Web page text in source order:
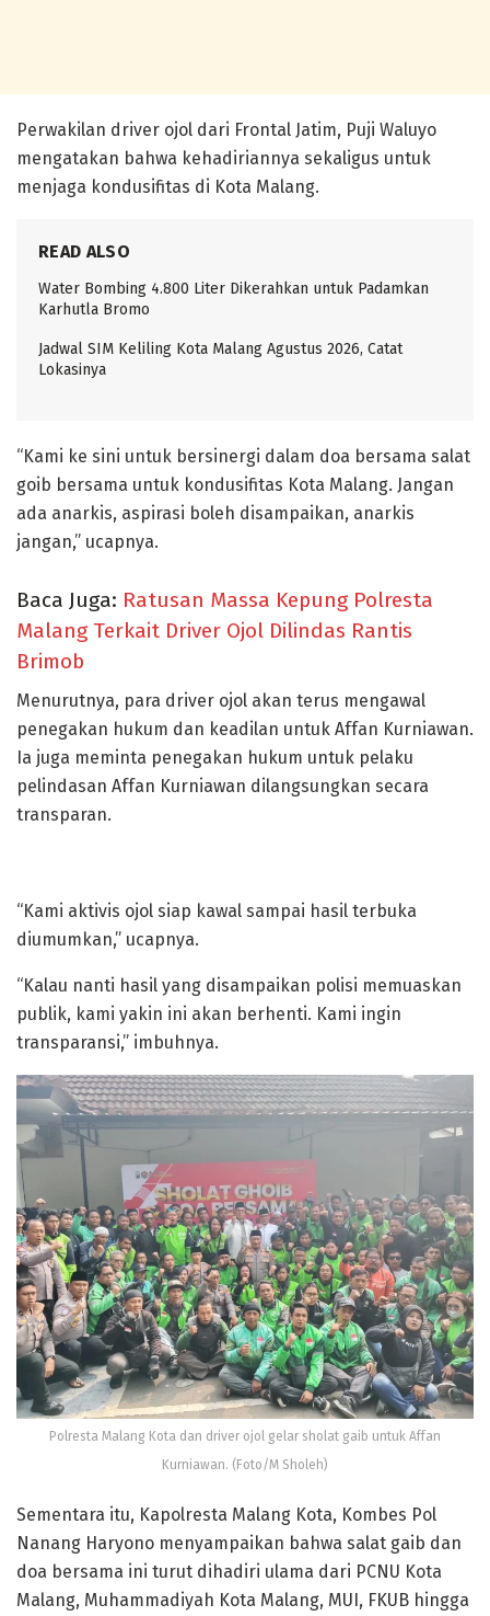
Perwakilan driver ojol dari Frontal Jatim, Puji Waluyo
mengatakan bahwa kehadiriannya sekaligus untuk
menjaga kondusifitas di Kota Malang.
READ ALSO
Water Bombing 4.800 Liter Dikerahkan untuk Padamkan
Karhutla Bromo
Jadwal SIM Keliling Kota Malang Agustus 2026, Catat
Lokasinya
“Kami ke sini untuk bersinergi dalam doa bersama salat
goib bersama untuk kondusifitas Kota Malang. Jangan
ada anarkis, aspirasi boleh disampaikan, anarkis
jangan,” ucapnya.
Baca Juga: Ratusan Massa Kepung Polresta
Malang Terkait Driver Ojol Dilindas Rantis
Brimob
Menurutnya, para driver ojol akan terus mengawal
penegakan hukum dan keadilan untuk Affan Kurniawan.
Ia juga meminta penegakan hukum untuk pelaku
pelindasan Affan Kurniawan dilangsungkan secara
transparan.
“Kami aktivis ojol siap kawal sampai hasil terbuka
diumumkan,” ucapnya.
“Kalau nanti hasil yang disampaikan polisi memuaskan
publik, kami yakin ini akan berhenti. Kami ingin
transparansi,” imbuhnya.
Polresta Malang Kota dan driver ojol gelar sholat gaib untuk Affan
Kurniawan. (Foto/M Sholeh)
Sementara itu, Kapolresta Malang Kota, Kombes Pol
Nanang Haryono menyampaikan bahwa salat gaib dan
doa bersama ini turut dihadiri ulama dari PCNU Kota
Malang, Muhammadiyah Kota Malang, MUI, FKUB hingga